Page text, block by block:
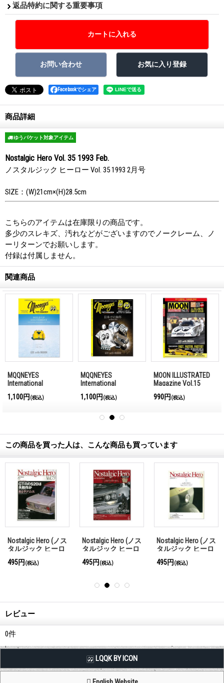
返品特約に関する重要事項
Facebookでシェア
商品詳細
ゆうパケット対象アイテム
Nostalgic Hero Vol. 35 1993 Feb.
ノスタルジック ヒーロー Vol. 35 1993 2月号
SIZE：(W)21cm×(H)28.5cm
こちらのアイテムは在庫限りの商品です。
多少のスレキズ、汚れなどがございますのでノークレーム、ノ
ーリターンでお願いします。
付録は付属しません。
関連商品
MQQNEYES
International
2016-2017
1,100円 (税込)
MQQNEYES
International
2016
1,100円 (税込)
MOON ILLUSTRATED
Magazine Vol.15
990円 (税込)
この商品を買った人は、こんな商品も買っています
Nostalgic Hero (ノス
タルジック ヒーロ
495円 (税込)
Nostalgic Hero (ノス
タルジック ヒーロ
495円 (税込)
Nostalgic Hero (ノス
タルジック ヒーロ
495円 (税込)
レビュー
0件
LQQK BY ICON